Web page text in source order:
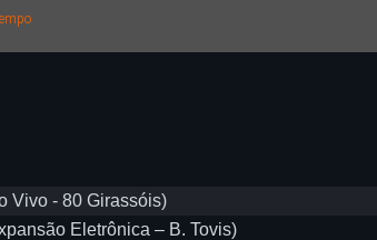
Vivo - 80 Girassóis)
Eletrônica – B. Tovis)